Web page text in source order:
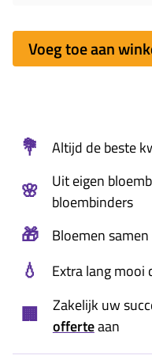
Voeg toe aan
💐 Altijd de beste
🌸
Uit eigen
bloembinders
🎁 Bloemen
💧 Extra lang mooi
🏢
Zakelijk uw
offerteaan